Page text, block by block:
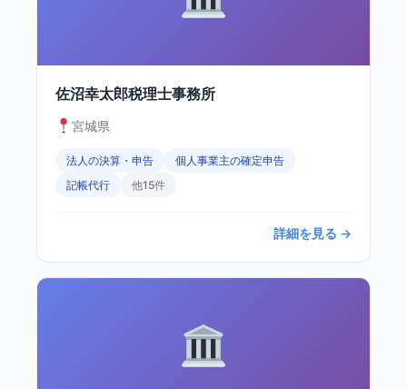
佐沼幸太郎税理士事務所
宮城県
法人の決算・申告
個人事業主の確定申告
記帳代行
他15件
詳細を見る →